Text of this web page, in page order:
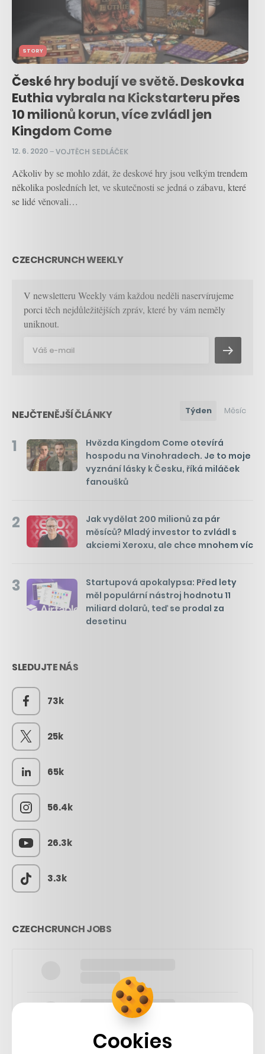
STORY
České hry bodují ve světě. Deskovka
Euthia vybrala na Kickstarteru přes
10 milionů korun, více zvládl jen
Kingdom Come
12. 6. 2020–VOJTĚCH SEDLÁČEK
Ačkoliv by se mohlo zdát, že deskové hry jsou velkým trendem
několika posledních let, ve skutečnosti se jedná o zábavu, které
se lidé věnovali…
CZECHCRUNCH WEEKLY
V newsletteru Weekly vám každou neděli naservírujeme
porci těch nejdůležitějších zpráv, které by vám neměly
uniknout.
NEJČTENĚJŠÍ ČLÁNKY Týden Měsíc
1
Hvězda Kingdom Come otevírá
hospodu na Vinohradech. Je to moje
vyznání lásky k Česku, říká miláček
fanoušků
2
Jak vydělat 200 milionů za pár
měsíců? Mladý investor to zvládl s
akciemi Xeroxu, ale chce mnohem víc
3
Startupová apokalypsa: Před lety
měl populární nástroj hodnotu 11
miliard dolarů, teď se prodal za
desetinu
SLEDUJTE NÁS
73k
25k
65k
56.4k
26.3k
3.3k
CZECHCRUNCH JOBS
Cookies